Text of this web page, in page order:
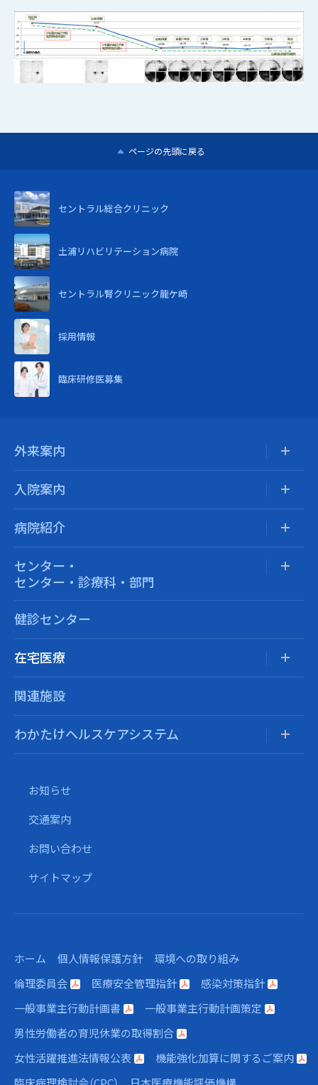
ページの先頭に戻る
セントラル総合クリニック
土浦リハビリテーション病院
セントラル腎クリニック龍ケ崎
採用情報
臨床研修医募集
外来案内
入院案内
病院紹介
センター・
センター・診療科・部門
健診センター
在宅医療
関連施設
わかたけヘルスケアシステム
お知らせ
交通案内
お問い合わせ
サイトマップ
ホーム 個人情報保護方針
環境への取り組み
倫理委員会
医療安全管理指針
感染対策指針
一般事業主行動計画書
一般事業主行動計画策定
男性労働者の育児休業の取得割合
女性活躍推進法情報公表
機能強化加算に関するご案内